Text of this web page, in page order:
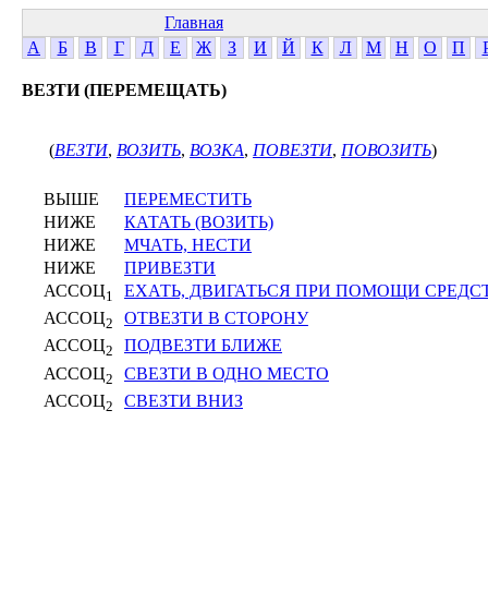
Главная
А
Б В Г Д Е Ж З И Й К Л М Н О П
ВЕЗТИ (ПЕРЕМЕЩАТЬ)
(ВЕЗТИ, ВОЗИТЬ, ВОЗКА, ПОВЕЗТИ, ПОВОЗИТЬ)
ВЫШЕ
ПЕРЕМЕСТИТЬ
НИЖЕ
КАТАТЬ (ВОЗИТЬ)
НИЖЕ
МЧАТЬ, НЕСТИ
НИЖЕ
ПРИВЕЗТИ
АССОЦ1
ЕХАТЬ, ДВИГАТЬСЯ ПРИ ПОМОЩИ
АССОЦ2
ОТВЕЗТИ В СТОРОНУ
АССОЦ2
ПОДВЕЗТИ БЛИЖЕ
АССОЦ2
СВЕЗТИ В ОДНО МЕСТО
АССОЦ2 СВЕЗТИ ВНИЗ